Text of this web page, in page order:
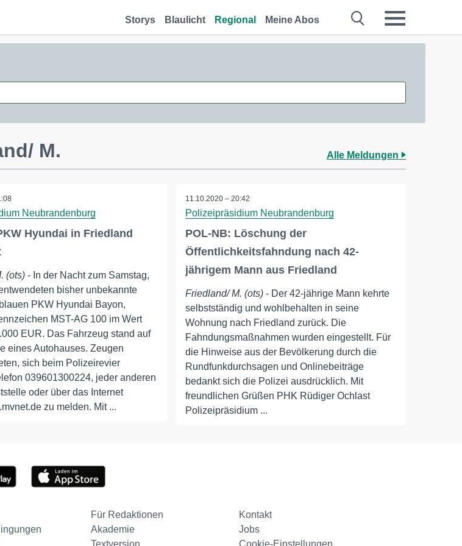
Storys Blaulicht Regional Meine Abos
M. Alle Meldungen
Neubrandenburg
Hyundai in Friedland
(ots)- In der Nacht zum Samstag,
bisher unbekannte
PKW Hyundai Bayon,
MST-AG 100 im Wert
EUR. Das Fahrzeug stand auf
eines Autohauses. Zeugen
sich beim Polizeirevier
039601300224, jeder anderen
oder über das Internet
zu melden. Mit ...
11.10.2020 – 20:42
Polizeipräsidium Neubrandenburg
POL-NB: Löschung der
Öffentlichkeitsfahndung nach 42-
jährigem Mann aus Friedland
Friedland/ M. (ots) - Der 42-jährige Mann kehrte
selbstständig und wohlbehalten in seine
Wohnung nach Friedland zurück. Die
Fahndungsmaßnahmen wurden eingestellt. Für
die Hinweise aus der Bevölkerung durch die
Rundfunkdurchsagen und Onlinebeiträge
bedankt sich die Polizei ausdrücklich. Mit
freundlichen Grüßen PHK Rüdiger Ochlast
Polizeipräsidium ...
Für Redaktionen
Kontakt
Akademie
Jobs
Textversion Cookie-Einstellungen